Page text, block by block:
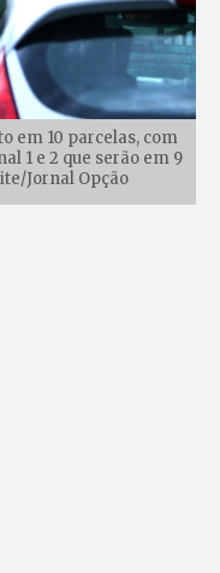
em 10 parcelas, com
1 e 2 que serão em 9
Jornal Opção